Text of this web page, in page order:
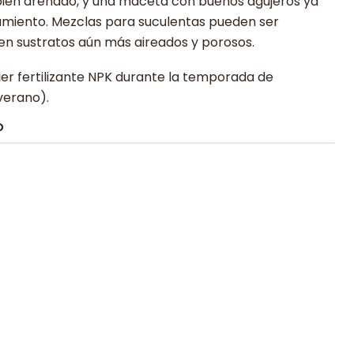
Mezclas para suculentas pueden ser
sustratos aún más aireados y porosos.
fertilizante NPK durante la temporada de